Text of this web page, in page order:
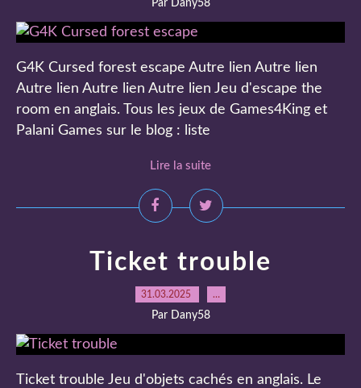
Par Dany58
G4K Cursed forest escape Autre lien Autre lien
Autre lien Autre lien Autre lien Jeu d'escape the
room en anglais. Tous les jeux de Games4King et
Palani Games sur le blog : liste
Lire la suite
Ticket trouble
31.03.2025 …
Par Dany58
Ticket trouble Jeu d'objets cachés en anglais. Le